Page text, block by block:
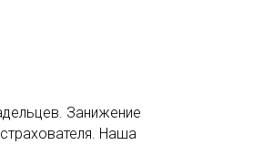
Занижение
Наша